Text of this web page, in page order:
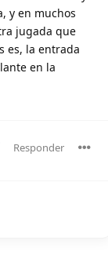
y en muchos
jugada que
es, la entrada
en la
Responder